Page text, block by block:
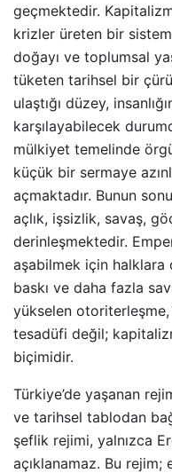
geçmektedir.
krizler üreten bir
doğayı ve toplumsal
tüketen tarihsel bir
ulaştığı düzey,
karşılayabilecek
mülkiyet temelinde
küçük bir sermaye
açmaktadır. Bunun
açlık, işsizlik, savaş,
derinleşmektedir.
aşabilmek için halklara
baskı ve daha fazla
yükselen
tesadüfi değil;
biçimidir.
Türkiye’de yaşanan
ve tarihsel tablodan
şeflik rejimi, yalnızca
açıklanamaz. Bu